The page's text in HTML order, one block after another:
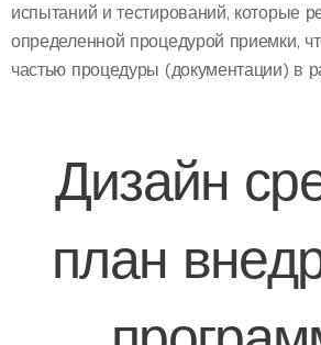
испытаний и тестирований, которые
определенной процедурой приемки,
частью процедуры (документации) в
Дизайн
план